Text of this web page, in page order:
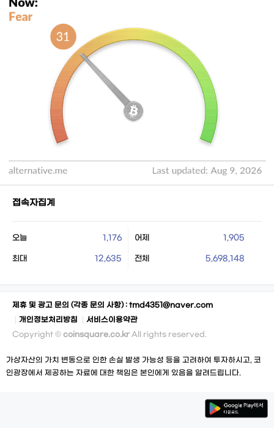
접속자집계
오늘 1,176 어제 1,905
최대 12,635 전체 5,698,148
제휴 및 광고 문의 (각종 문의 사항) : tmd4351@naver.com
개인정보처리방침
서비스이용약관
Copyright © coinsquare.co.kr All rights reserved.
가상자산의 가치 변동으로 인한 손실 발생 가능성 등을 고려하여 투자하시고, 코
인광장에서 제공하는 자료에 대한 책임은 본인에게 있음을 알려드립니다.